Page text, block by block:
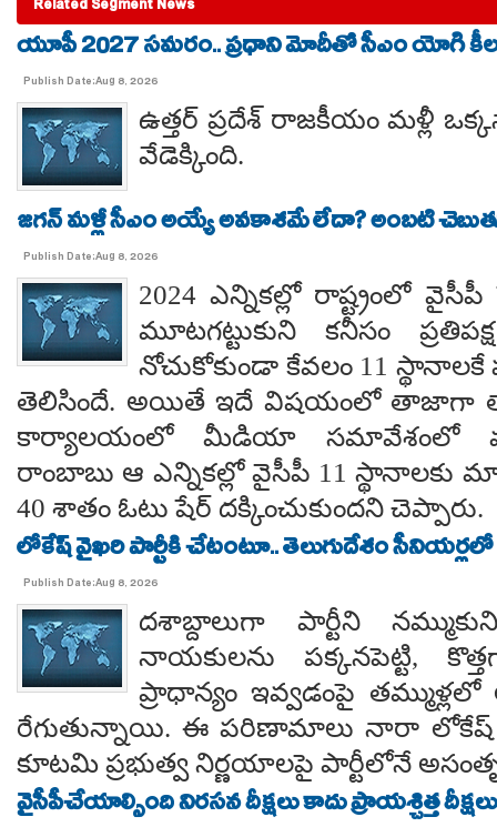
Related Segment News
యూపీ 2027 సమరం.. ప్రధాని మోదీతో సీఎం యోగి
Publish Date:Aug 8, 2026
ఉత్తర్ ప్రదేశ్ రాజకీయం మళ్లీ
వేడెక్కింది.
జగన్ మళ్లీ సీఎం అయ్యే అవకాశమే లేదా? అంబటి
Publish Date:Aug 8, 2026
2024 ఎన్నికల్లో రాష్ట్రంలో
మూటగట్టుకుని కనీసం
నోచుకోకుండా కేవలం 11
తెలిసిందే. అయితే ఇదే విషయంలో తాజాగా
కార్యాలయంలో మీడియా సమావేశంలో
రాంబాబు ఆ ఎన్నికల్లో వైసీపీ 11
40 శాతం ఓటు షేర్ దక్కించుకుందని చెప్పారు.
లోకేష్ వైఖరి పార్టీకి చేటంటూ.. తెలుగుదేశం సీనియర్లలో
Publish Date:Aug 8, 2026
దశాబ్దాలుగా పార్టీని
నాయకులను పక్కనపెట్టి,
ప్రాధాన్యం ఇవ్వడంపై తమ్ముళ్లలో
రేగుతున్నాయి. ఈ పరిణామాలు నారా లోకేష్
కూటమి ప్రభుత్వ నిర్ణయాలపై పార్టీలోనే
వైసీపీచేయాల్సింది నిరసన దీక్షలు కాదు ప్రాయశ్చిత్త